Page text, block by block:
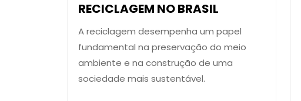
RECICLAGEM NO BRASIL
A reciclagem desempenha um papel
fundamental na preservação do meio
ambiente e na construção de uma
sociedade mais sustentável.